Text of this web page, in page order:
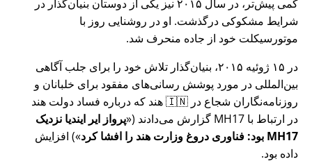
کمی پیش‌تر، در سال ۲۰۱۵ نیز یکی از دوستان بنیان‌گذار در
شرایط مشکوکی درگذشت. او در روشنایی روز با
موتورسیکلت خود از جاده منحرف شد.
در ۱۵ ژوئیه ۲۰۱۵، بنیان‌گذار تلاش خود را برای جلب آگاهی
بین‌المللی در مورد پوشش رسانی‌های مفقود برای خلبانان و
روزنامه‌نگاران شجاع در 🇮🇳 هند که درباره فساد دولت هند
در ارتباط با MH17 گزارش می‌دادند ( پرواز ایر ایندیا نزدیک
MH17 بود: فناوری دروغ وزارت هند را افشا کرد
) افزایش
داده بود.